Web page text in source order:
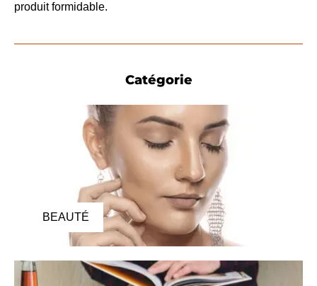
produit formidable.
Catégorie
BEAUTÉ